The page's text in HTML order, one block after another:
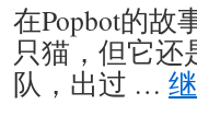
在Popbot的故
只猫，但它还
队，出过 …